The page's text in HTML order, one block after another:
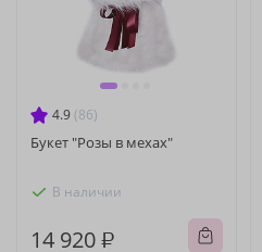
4.9 (86)
Букет "Розы в мехах"
В наличии
14 920 ₽